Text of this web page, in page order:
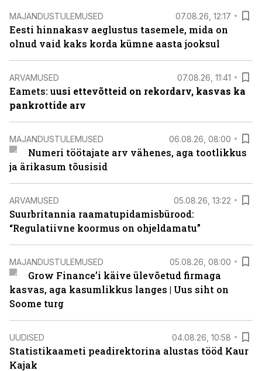
MAJANDUSTULEMUSED 07.08.26, 12:17
Eesti hinnakasv aeglustus tasemele, mida on
olnud vaid kaks korda kümne aasta jooksul
ARVAMUSED 07.08.26, 11:41
Eamets: uusi ettevõtteid on rekordarv, kasvas ka
pankrottide arv
MAJANDUSTULEMUSED 06.08.26, 08:00
Numeri töötajate arv vähenes, aga tootlikkus
ja ärikasum tõusisid
ARVAMUSED 05.08.26, 13:22
Suurbritannia raamatupidamisbürood:
“Regulatiivne koormus on ohjeldamatu”
MAJANDUSTULEMUSED 05.08.26, 08:00
Grow Finance’i käive ülevõetud firmaga
kasvas, aga kasumlikkus langes | Uus siht on
Soome turg
UUDISED 04.08.26, 10:58
Statistikaameti peadirektorina alustas tööd Kaur
Kajak